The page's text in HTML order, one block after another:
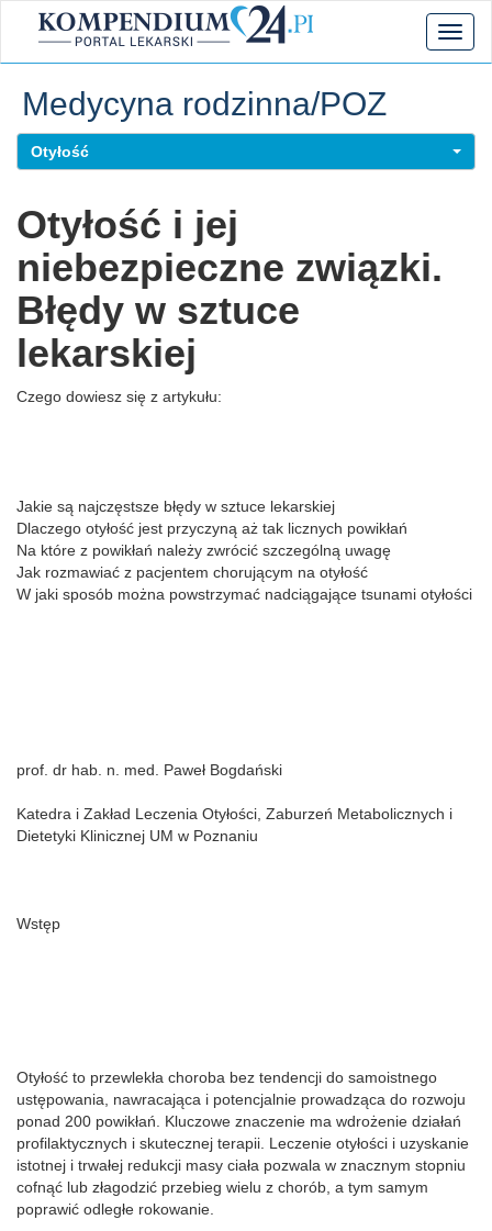
Medycyna rodzinna/POZ
Otyłość
Otyłość i jej
niebezpieczne związki.
Błędy w sztuce
lekarskiej
Czego dowiesz się z artykułu:
Jakie są najczęstsze błędy w sztuce lekarskiej
Dlaczego otyłość jest przyczyną aż tak licznych powikłań
Na które z powikłań należy zwrócić szczególną uwagę
Jak rozmawiać z pacjentem chorującym na otyłość
W jaki sposób można powstrzymać nadciągające tsunami otyłości
prof. dr hab. n. med. Paweł Bogdański
Katedra i Zakład Leczenia Otyłości, Zaburzeń Metabolicznych i
Dietetyki Klinicznej UM w Poznaniu
Wstęp
Otyłość to przewlekła choroba bez tendencji do samoistnego
ustępowania, nawracająca i potencjalnie prowadząca do rozwoju
ponad 200 powikłań. Kluczowe znaczenie ma wdrożenie działań
profilaktycznych i skutecznej terapii. Leczenie otyłości i uzyskanie
istotnej i trwałej redukcji masy ciała pozwala w znacznym stopniu
cofnąć lub złagodzić przebieg wielu z chorób, a tym samym
poprawić odległe rokowanie.